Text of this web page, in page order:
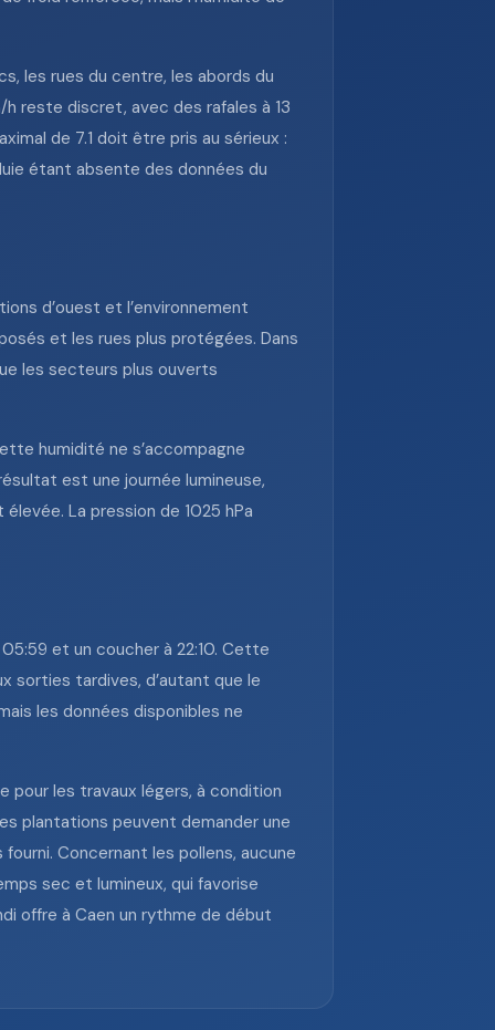
les rues du centre, les abords du
reste discret, avec des rafales à 13
de 7.1 doit être pris au sérieux :
étant absente des données du
d’ouest et l’environnement
et les rues plus protégées. Dans
les secteurs plus ouverts
humidité ne s’accompagne
est une journée lumineuse,
La pression de 1025 hPa
et un coucher à 22:10. Cette
sorties tardives, d’autant que le
les données disponibles ne
pour les travaux légers, à condition
plantations peuvent demander une
Concernant les pollens, aucune
sec et lumineux, qui favorise
offre à Caen un rythme de début